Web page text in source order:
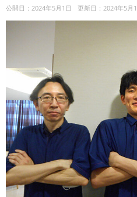
（
ャ
）
護
で
働
く
リ
ア
ル
を
伝
え
る
情
報
メ
デ
公開日：2024年5月1日 更新日：2024年5月